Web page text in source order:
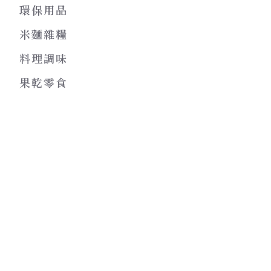
環保用品
米麵雜糧
料理調味
果乾零食